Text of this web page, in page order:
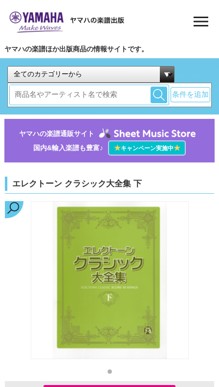
ヤマハの楽譜ほか出版商品の情報サイトです。
条件を追加
ヤマハの楽譜通販サイト
国内&輸入楽譜も豊富♪
★キャンペーン実施中★
エレクトーン クラシック大全集 下